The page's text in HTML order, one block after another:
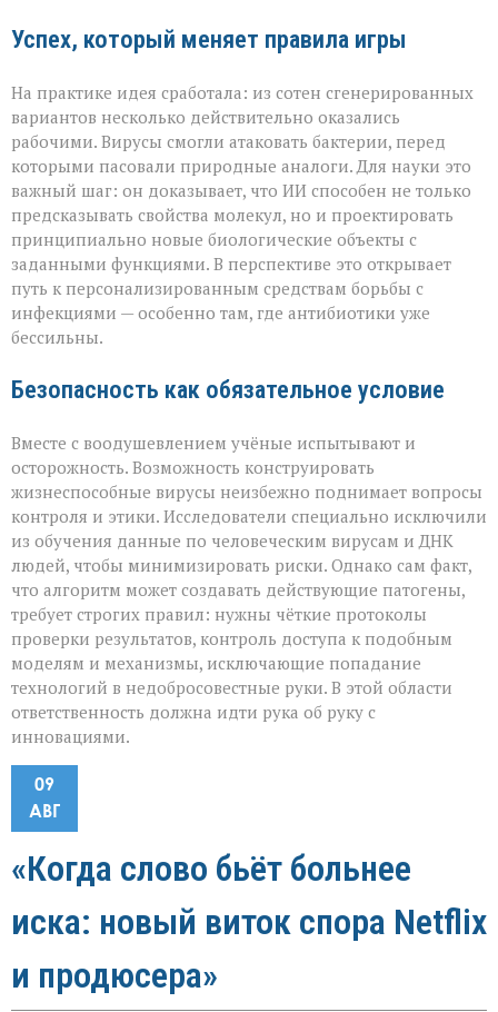
Успех, который меняет правила игры
На практике идея сработала: из сотен сгенерированных
вариантов несколько действительно оказались
рабочими. Вирусы смогли атаковать бактерии, перед
которыми пасовали природные аналоги. Для науки это
важный шаг: он доказывает, что ИИ способен не только
предсказывать свойства молекул, но и проектировать
принципиально новые биологические объекты с
заданными функциями. В перспективе это открывает
путь к персонализированным средствам борьбы с
инфекциями — особенно там, где антибиотики уже
бессильны.
Безопасность как обязательное условие
Вместе с воодушевлением учёные испытывают и
осторожность. Возможность конструировать
жизнеспособные вирусы неизбежно поднимает вопросы
контроля и этики. Исследователи специально исключили
из обучения данные по человеческим вирусам и ДНК
людей, чтобы минимизировать риски. Однако сам факт,
что алгоритм может создавать действующие патогены,
требует строгих правил: нужны чёткие протоколы
проверки результатов, контроль доступа к подобным
моделям и механизмы, исключающие попадание
технологий в недобросовестные руки. В этой области
ответственность должна идти рука об руку с
инновациями.
09
АВГ
«Когда слово бьёт больнее
иска: новый виток спора Netflix
и продюсера»